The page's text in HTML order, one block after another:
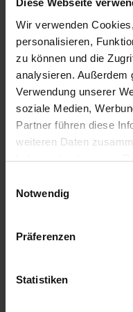
Diese Webseite
Wir verwenden
personalisieren,
zu können und die
analysieren. Außerdem
Verwendung unserer
soziale Medien,
Partner führen diese
weiteren Daten
haben oder die sie im
Notwendig
Präferenzen
Statistiken
36,56 € / St
WARENKORB
Anmelden für
13,40 € /
Auf Lager